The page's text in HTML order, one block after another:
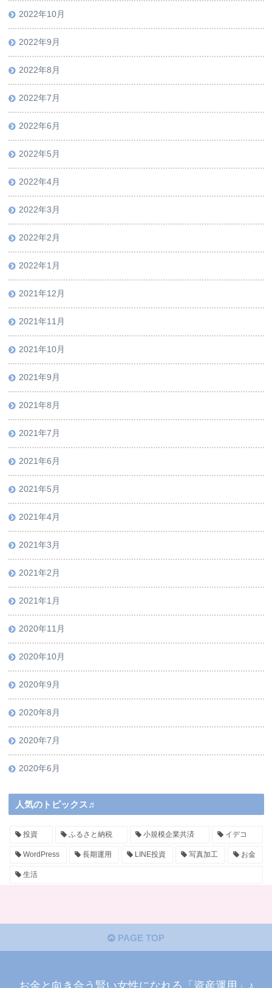
2022年10月
2022年9月
2022年8月
2022年7月
2022年6月
2022年5月
2022年4月
2022年3月
2022年2月
2022年1月
2021年12月
2021年11月
2021年10月
2021年9月
2021年8月
2021年7月
2021年6月
2021年5月
2021年4月
2021年3月
2021年2月
2021年1月
2020年11月
2020年10月
2020年9月
2020年8月
2020年7月
2020年6月
人気のトピックス♬
投資 ふるさと納税 小規模企業共済 イデコ
WordPress 長期運用 LINE投資 写真加工 お金
生活
PAGE TOP